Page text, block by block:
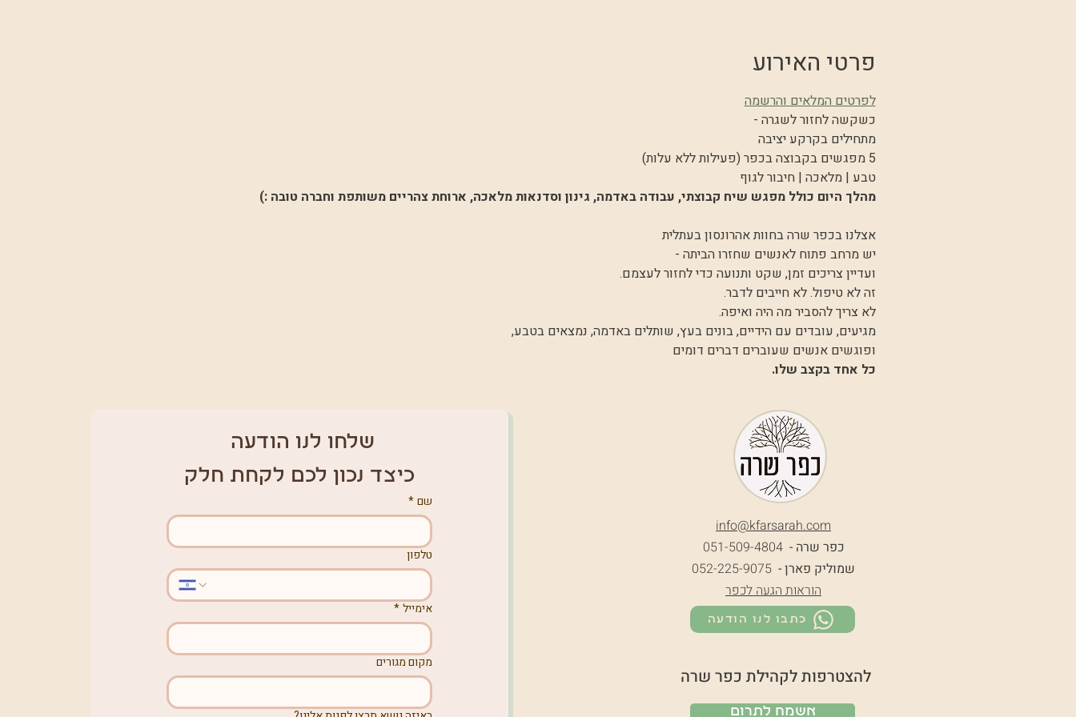
פרטי האירוע
לפרטים המלאים והרשמה
כשקשה לחזור לשגרה -
מתחילים בקרקע יציבה
5 מפגשים בקבוצה בכפר (פעילות ללא עלות)
טבע | מלאכה | חיבור לגוף
מהלך היום כולל מפגש שיח קבוצתי, עבודה באדמה, גינון וסדנאות מלאכה, ארוחת צהריים משותפת וחברה טובה :)
אצלנו בכפר שרה בחוות אהרונסון בעתלית
יש מרחב פתוח לאנשים שחזרו הביתה -
ועדיין צריכים זמן, שקט ותנועה כדי לחזור לעצמם.
זה לא טיפול. לא חייבים לדבר.
לא צריך להסביר מה היה ואיפה.
מגיעים, עובדים עם הידיים, בונים בעץ, שותלים באדמה, נמצאים בטבע,
ופוגשים אנשים שעוברים דברים דומים
כל אחד בקצב שלו.
שלחו לנו הודעה
כיצד נכון לכם לקחת חלק
שם*
טלפון
אימייל*
מקום מגורים
info@kfarsarah.com
כפר שרה -051-509-4804
שמוליק פארן - 052-225-9075
הוראות הגעה לכפר
כתבו לנו הודעה
להצטרפות לקהילת כפר שרה
אשמח לתרום